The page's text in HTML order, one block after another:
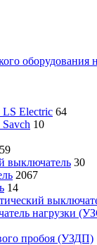
оборудования
LS Electric 64
10
59
выключатель 30
2067
14
нагрузки
пробоя (УЗДП)